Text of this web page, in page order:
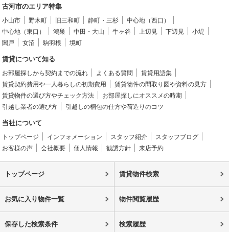
古河市のエリア特集
小山市 野木町 旧三和町 静町・三杉
中心地（西口）
中心地（東口）
鴻巣 中田・大山 牛ヶ谷 上辺見 下辺見
小堤
関戸
女沼 駒羽根 境町
賃貸について知る
お部屋探しから契約までの流れ よくある質問
賃貸用語集
賃貸契約費用や一人暮らしの初期費用
賃貸物件の間取り図や資料の見方
賃貸物件の選び方やチェック方法
お部屋探しにオススメの時期
引越し業者の選び方
引越しの梱包の仕方や荷造りのコツ
当社について
トップページ インフォメーション スタッフ紹介
スタッフブログ
お客様の声
会社概要 個人情報 勧誘方針 来店予約
トップページ 賃貸物件検索
お気に入り物件一覧 物件閲覧履歴
保存した検索条件 検索履歴